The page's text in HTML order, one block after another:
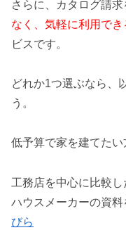
さらに、カタログ請
なく、気軽に利用でき
ビスです。
どれか1つ選ぶなら、
う。
低予算で家を建てたい
工務店を中心に比較し
ハウスメーカーの資料
びら